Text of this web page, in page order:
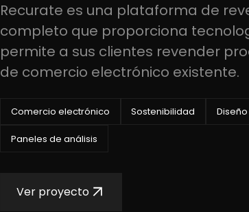
Recurate es una plataforma de
completo que proporciona
permite a sus clientes revender
de comercio electrónico existente.
Comercio electrónico Sostenibilidad Diseño
Paneles de análisis
Ver proyecto